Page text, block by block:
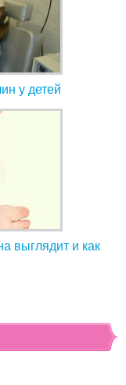
у детей
выглядит и как